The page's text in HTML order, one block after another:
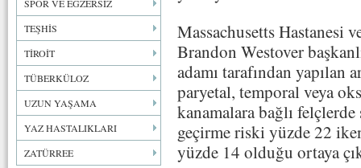
SPOR VE EGZERSİZ
TEŞHİS
TİROİT
TÜBERKÜLOZ
UZUN YAŞAMA
YAZ HASTALIKLARI
ZATÜRREE
Massachusetts Hastanesi
Brandon Westover
adamı tarafından yapılan
paryetal, temporal veya
kanamalara bağlı
geçirme riski yüzde 22
yüzde 14 olduğu ortaya